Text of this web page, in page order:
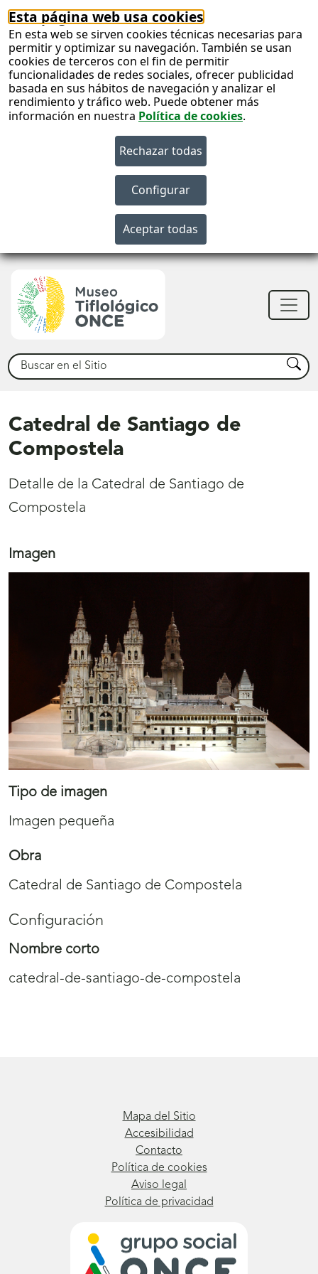
Esta página web usa cookies
En esta web se sirven cookies técnicas necesarias para
permitir y optimizar su navegación. También se usan
cookies de terceros con el fin de permitir
funcionalidades de redes sociales, ofrecer publicidad
basada en sus hábitos de navegación y analizar el
rendimiento y tráfico web. Puede obtener más
información en nuestra Política de cookies.
Buscar Buscar
Catedral de Santiago de
Compostela
Detalle de la Catedral de Santiago de
Compostela
Imagen
Tipo de imagen
Imagen pequeña
Obra
Catedral de Santiago de Compostela
Configuración
Nombre corto
catedral-de-santiago-de-compostela
Mapa del Sitio
Accesibilidad
Contacto
Política de cookies
Aviso legal
Política de privacidad